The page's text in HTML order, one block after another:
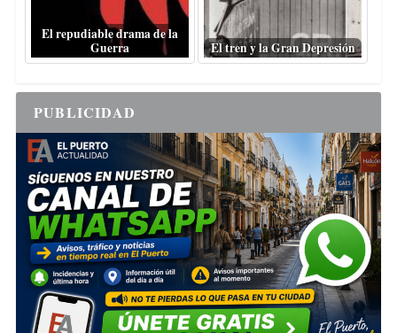
El repudiable drama de la
Guerra
El tren y la Gran Depresión
PUBLICIDAD